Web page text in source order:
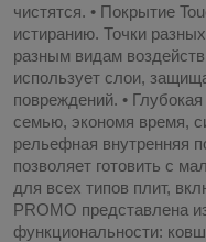
чистятся. • Покрытие
истиранию. Точки
разным видам
использует слои,
повреждений. •
семью, экономя время,
рельефная внутренняя
позволяет готовить с
для всех типов плит,
PROMO представлена
функциональности: